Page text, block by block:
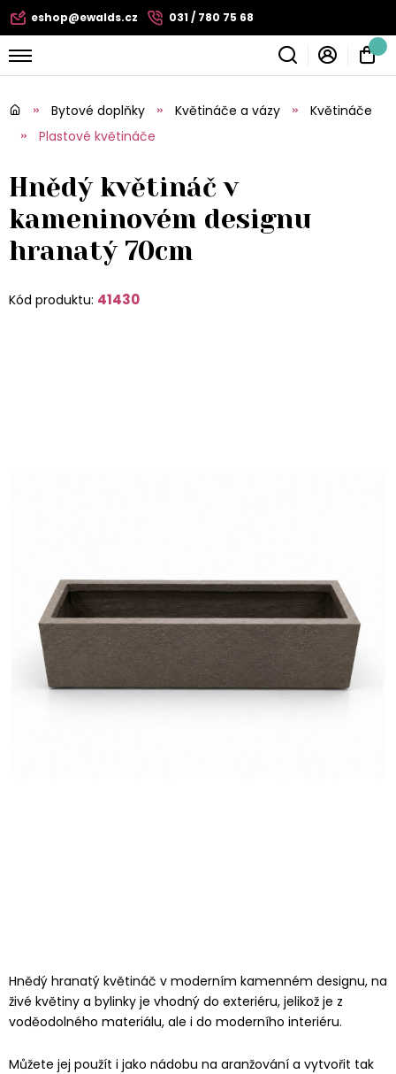
eshop@ewalds.cz 031 / 780 75 68
Bytové doplňky Květináče a vázy
Květináče
Plastové květináče
Hnědý květináč v
kameninovém designu
hranatý 70cm
Kód produktu: 41430
Hnědý hranatý květináč v moderním kamenném designu, na
živé květiny a bylinky je vhodný do exteriéru, jelikož je z
voděodolného materiálu, ale i do moderního interiéru.
Můžete jej použít i jako nádobu na aranžování a vytvořit tak